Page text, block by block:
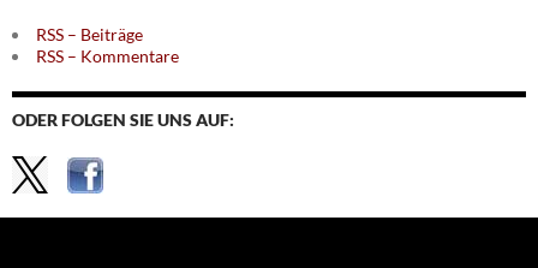
RSS – Beiträge
RSS – Kommentare
ODER FOLGEN SIE UNS AUF: